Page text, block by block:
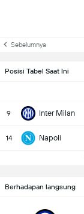
Sebelumnya
Posisi Tabel Saat Ini
9 Inter Milan
14 Napoli
Berhadapan langsung